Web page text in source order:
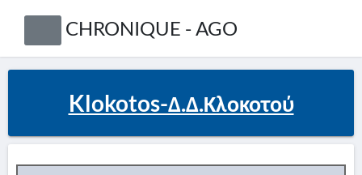
CHRONIQUE - AGO
Klokotos-Δ.Δ.Κλοκοτού